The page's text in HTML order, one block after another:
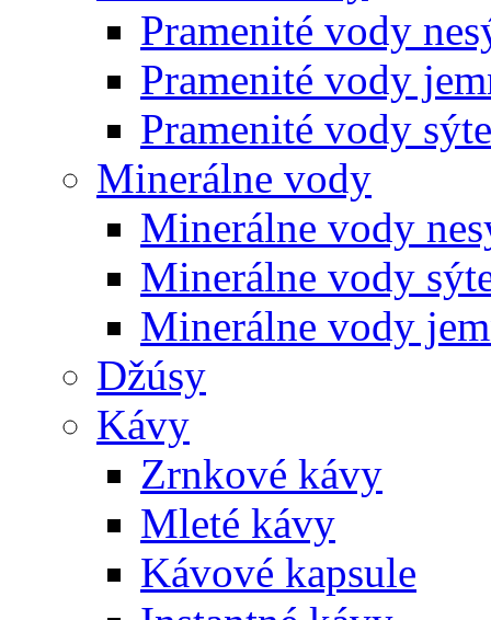
Pramenité vody
Pramenité vody
Pramenité vody
Minerálne vody
Minerálne vody
Minerálne vody
Minerálne vody
Džúsy
Kávy
Zrnkové kávy
Mleté kávy
Kávové kapsule